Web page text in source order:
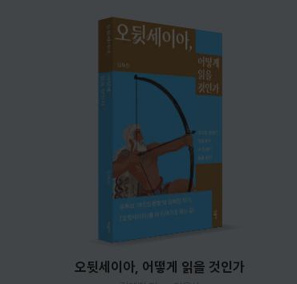
오뒷세이아, 어떻게 읽을 것인가